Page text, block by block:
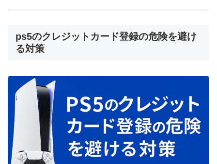
ps5のクレジットカード登録の危険を避け
る対策